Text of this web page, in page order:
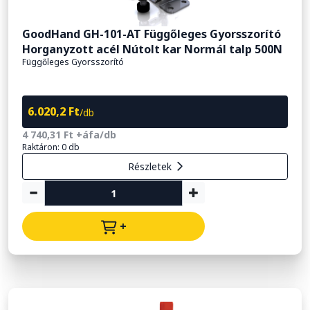
GoodHand GH-101-AT Függőleges Gyorsszorító
Horganyzott acél Nútolt kar Normál talp 500N
Függőleges Gyorsszorító
6.020,2 Ft/db
4 740,31 Ft +áfa/db
Raktáron: 0 db
Részletek
+